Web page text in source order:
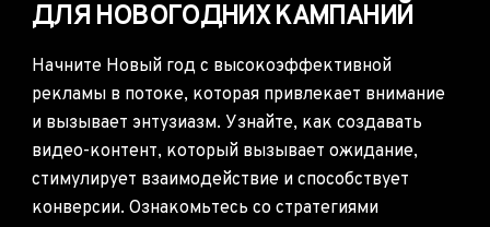
ДЛЯ НОВОГОДНИХ КАМПАНИЙ
Начните Новый год с высокоэффективной
рекламы в потоке, которая привлекает внимание
и вызывает энтузиазм. Узнайте, как создавать
видео-контент, который вызывает ожидание,
стимулирует взаимодействие и способствует
конверсии. Ознакомьтесь со стратегиями